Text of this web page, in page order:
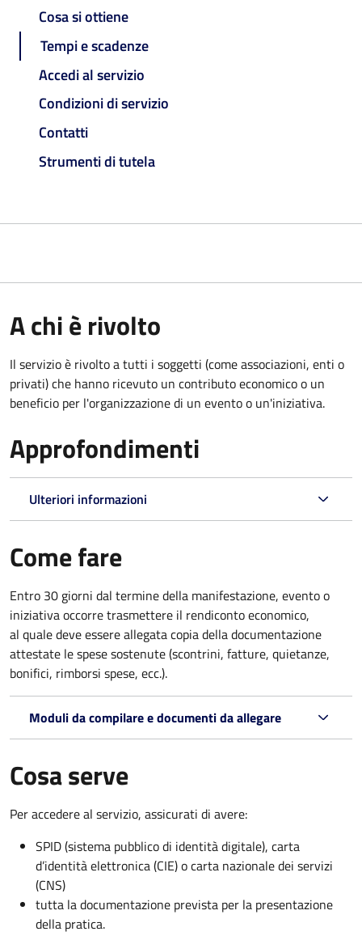
Cosa si ottiene
Tempi e scadenze
Accedi al servizio
Condizioni di servizio
Contatti
Strumenti di tutela
A chi è rivolto
Il servizio è rivolto a tutti i soggetti (come associazioni, enti o
privati) che hanno ricevuto un contributo economico o un
beneficio per l'organizzazione di un evento o un'iniziativa.
Approfondimenti
Ulteriori informazioni
Come fare
Entro 30 giorni dal termine della manifestazione, evento o
iniziativa occorre trasmettere il rendiconto economico,
al quale deve essere allegata copia della documentazione
attestate le spese sostenute (scontrini, fatture, quietanze,
bonifici, rimborsi spese, ecc.).
Moduli da compilare e documenti da allegare
Cosa serve
Per accedere al servizio, assicurati di avere:
SPID (sistema pubblico di identità digitale), carta
d’identità elettronica (CIE) o carta nazionale dei servizi
(CNS)
tutta la documentazione prevista per la presentazione
della pratica.